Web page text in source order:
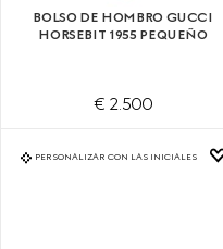
BOLSO DE HOMBRO GUCCI
HORSEBIT 1955 PEQUEÑO
€ 2.500
PERSONALIZAR CON LAS INICIALES